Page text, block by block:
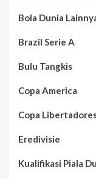
Bola Dunia
Brazil Serie A
Bulu Tangkis
Copa America
Copa
Eredivisie
Kualifikasi Piala